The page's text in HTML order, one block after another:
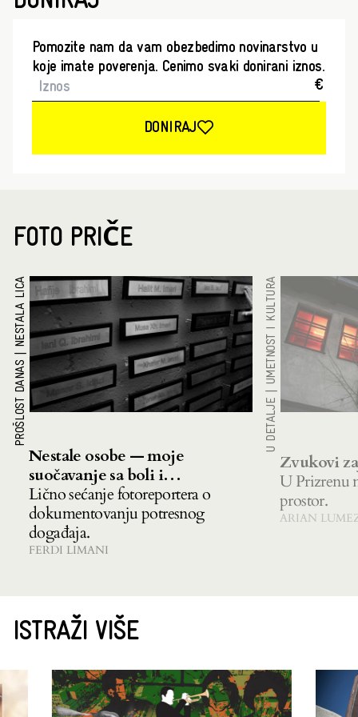
Pomozite nam da vam obezbedimo novinarstvo u
koje imate poverenja. Cenimo svaki donirani iznos.
€
DONIRAJ
FOTO PRIČE
PROŠLOST DANAS
|
NESTALA LICA
Nestale osobe — moje
suočavanje sa boli i
nesigurnosti
Lično sećanje fotoreportera o
dokumentovanju potresnog
događaja.
FERDI LIMANI
U DETALJE
|
UMETNOST I KULTURA
Zvukovi
U Prizrenu
prostor.
ARIAN
ISTRAŽI VIŠE